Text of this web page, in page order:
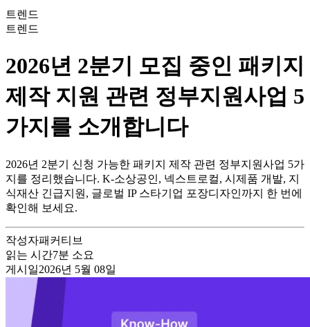
트렌드
트렌드
2026년 2분기 모집 중인 패키지
제작 지원 관련 정부지원사업 5
가지를 소개합니다
2026년 2분기 신청 가능한 패키지 제작 관련 정부지원사업 5가
지를 정리했습니다. K-소상공인, 넥스트로컬, 시제품 개발, 지
식재산 긴급지원, 글로벌 IP 스타기업 포장디자인까지 한 번에
확인해 보세요.
작성자패커티브
읽는 시간7분 소요
게시일2026년 5월 08일